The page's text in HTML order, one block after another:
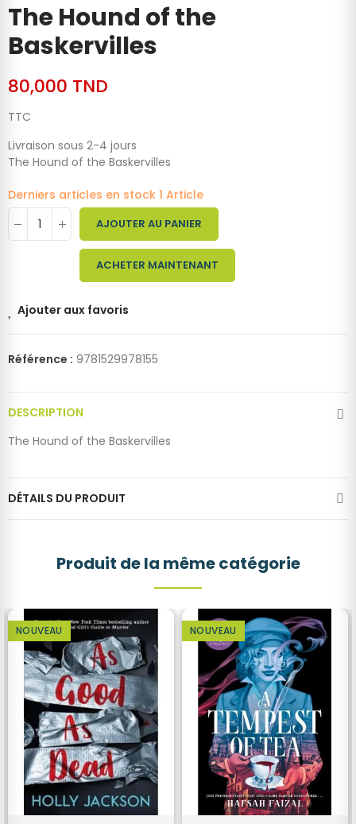
The Hound of the
Baskervilles
80,000 TND
TTC
Livraison sous 2-4 jours
The Hound of the Baskervilles
Derniers articles en stock 1 Article
AJOUTER AU PANIER
ACHETER MAINTENANT
Ajouter aux favoris
Référence : 9781529978155
DESCRIPTION
The Hound of the Baskervilles
DÉTAILS DU PRODUIT
Produit de la même catégorie
NOUVEAU NOUVEAU